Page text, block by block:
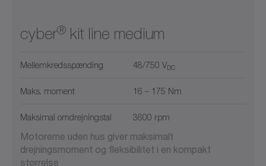
cyber® kit line medium
Mellemkredsspænding 48/750 VDC
Maks. moment 16 – 175 Nm
Maksimal omdrejningstal 3600 rpm
Motorerne uden hus giver maksimalt
drejningsmoment og fleksibilitet i en kompakt
størrelse